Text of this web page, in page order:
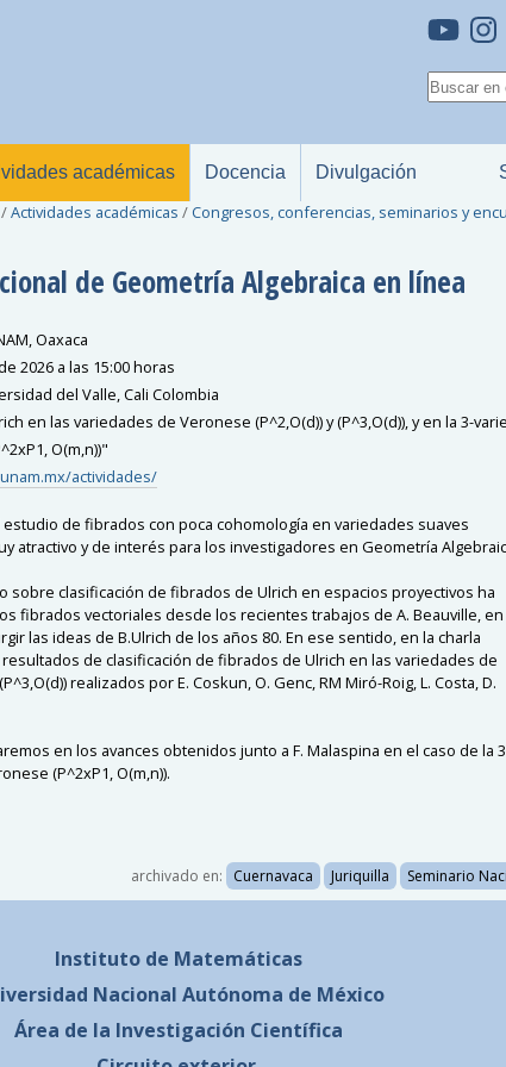
académicas Docencia Divulgación
/Actividades académicas / Congresos, conferencias, seminarios y
de Geometría Algebraica en línea
Oaxaca
2026 a las 15:00 horas
del Valle, Cali Colombia
en las variedades de Veronese (P^2,O(d)) y (P^3,O(d)), y en la 3-
O(m,n))"
actividades/
de fibrados con poca cohomología en variedades suaves
atractivo y de interés para los investigadores en Geometría
sobre clasificación de fibrados de Ulrich en espacios proyectivos ha
fibrados vectoriales desde los recientes trabajos de A. Beauville, en
las ideas de B.Ulrich de los años 80. En ese sentido, en la charla
de clasificación de fibrados de Ulrich en las variedades de
realizados por E. Coskun, O. Genc, RM Miró-Roig, L. Costa, D.
en los avances obtenidos junto a F. Malaspina en el caso de la
(P^2xP1, O(m,n)).
archivado en: Cuernavaca Juriquilla Seminario
Instituto de Matemáticas
Nacional Autónoma de México
Área de la Investigación Científica